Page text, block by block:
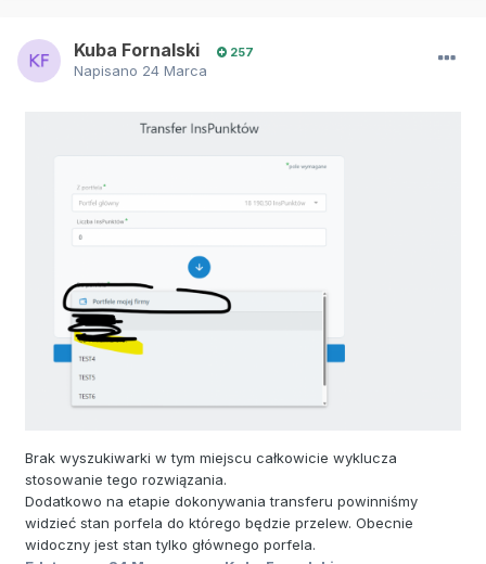
Kuba Fornalski 257
Napisano 24 Marca
Brak wyszukiwarki w tym miejscu całkowicie wyklucza
stosowanie tego rozwiązania.
Dodatkowo na etapie dokonywania transferu powinniśmy
widzieć stan porfela do którego będzie przelew. Obecnie
widoczny jest stan tylko głównego porfela.